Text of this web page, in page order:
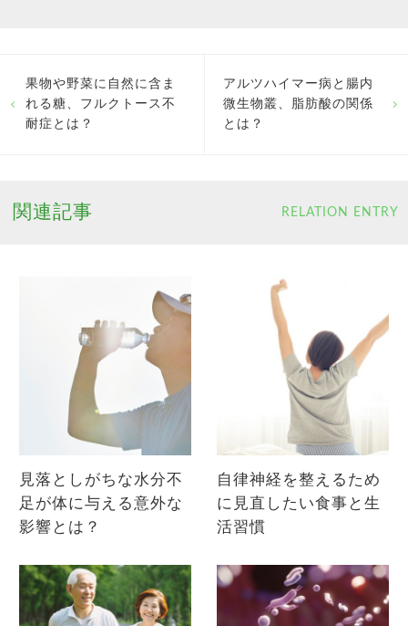
果物や野菜に自然に含ま
れる糖、フルクトース不
耐症とは？
アルツハイマー病と腸内
微生物叢、脂肪酸の関係
とは？
関連記事 RELATION ENTRY
見落としがちな水分不
足が体に与える意外な
影響とは？
自律神経を整えるため
に見直したい食事と生
活習慣